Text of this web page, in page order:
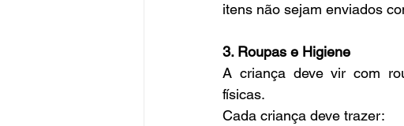
itens não sejam enviados
3. Roupas e Higiene
A criança deve vir com
físicas.
Cada criança deve trazer: